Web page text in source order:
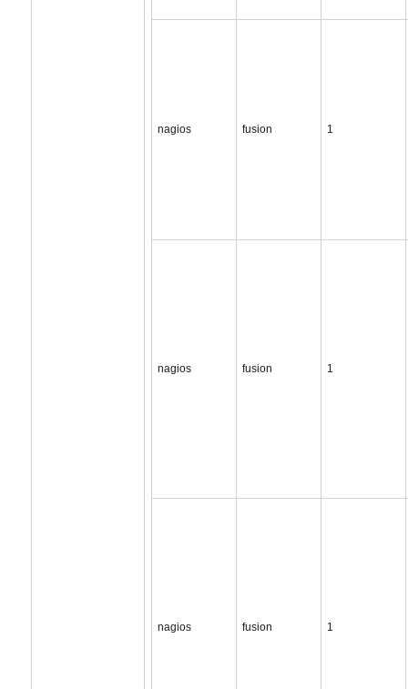
nagios fusion 1
nagios fusion 1
nagios fusion 1